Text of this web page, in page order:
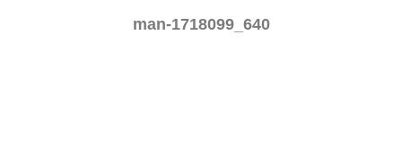
man-1718099_640